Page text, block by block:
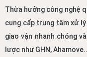
Thừa hưởng công nghệ
cung cấp trung tâm xử
giao vận nhanh chóng
lược như GHN,